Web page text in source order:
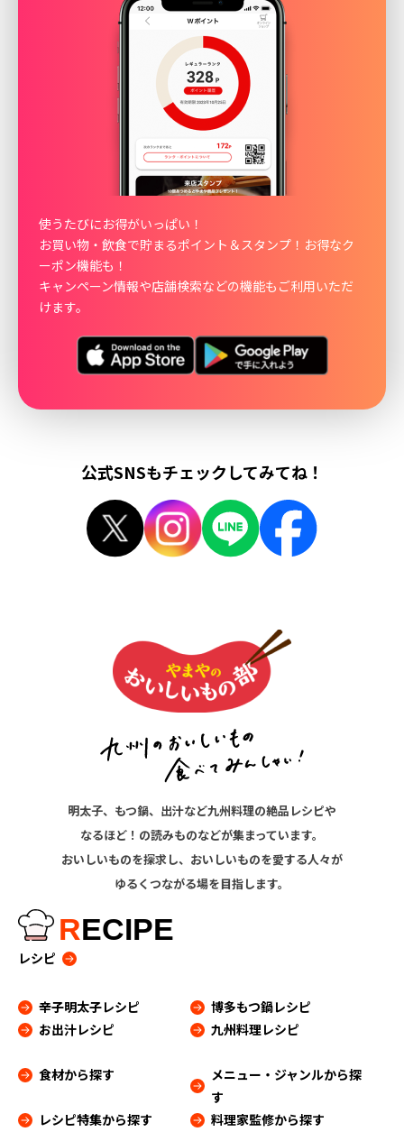
使うたびにお得がいっぱい！
お買い物・飲食で貯まるポイント＆スタンプ！お得なク
ーポン機能も！
キャンペーン情報や店舗検索などの機能もご利用いただ
けます。
公式SNSもチェックしてみてね！
明太子、もつ鍋、出汁など九州料理の絶品レシピや
なるほど！の読みものなどが集まっています。
おいしいものを探求し、おいしいものを愛する人々が
ゆるくつながる場を目指します。
RECIPE
レシピ
辛子明太子レシピ
博多もつ鍋レシピ
お出汁レシピ
九州料理レシピ
食材から探す
メニュー・ジャンルから探
す
レシピ特集から探す
料理家監修から探す